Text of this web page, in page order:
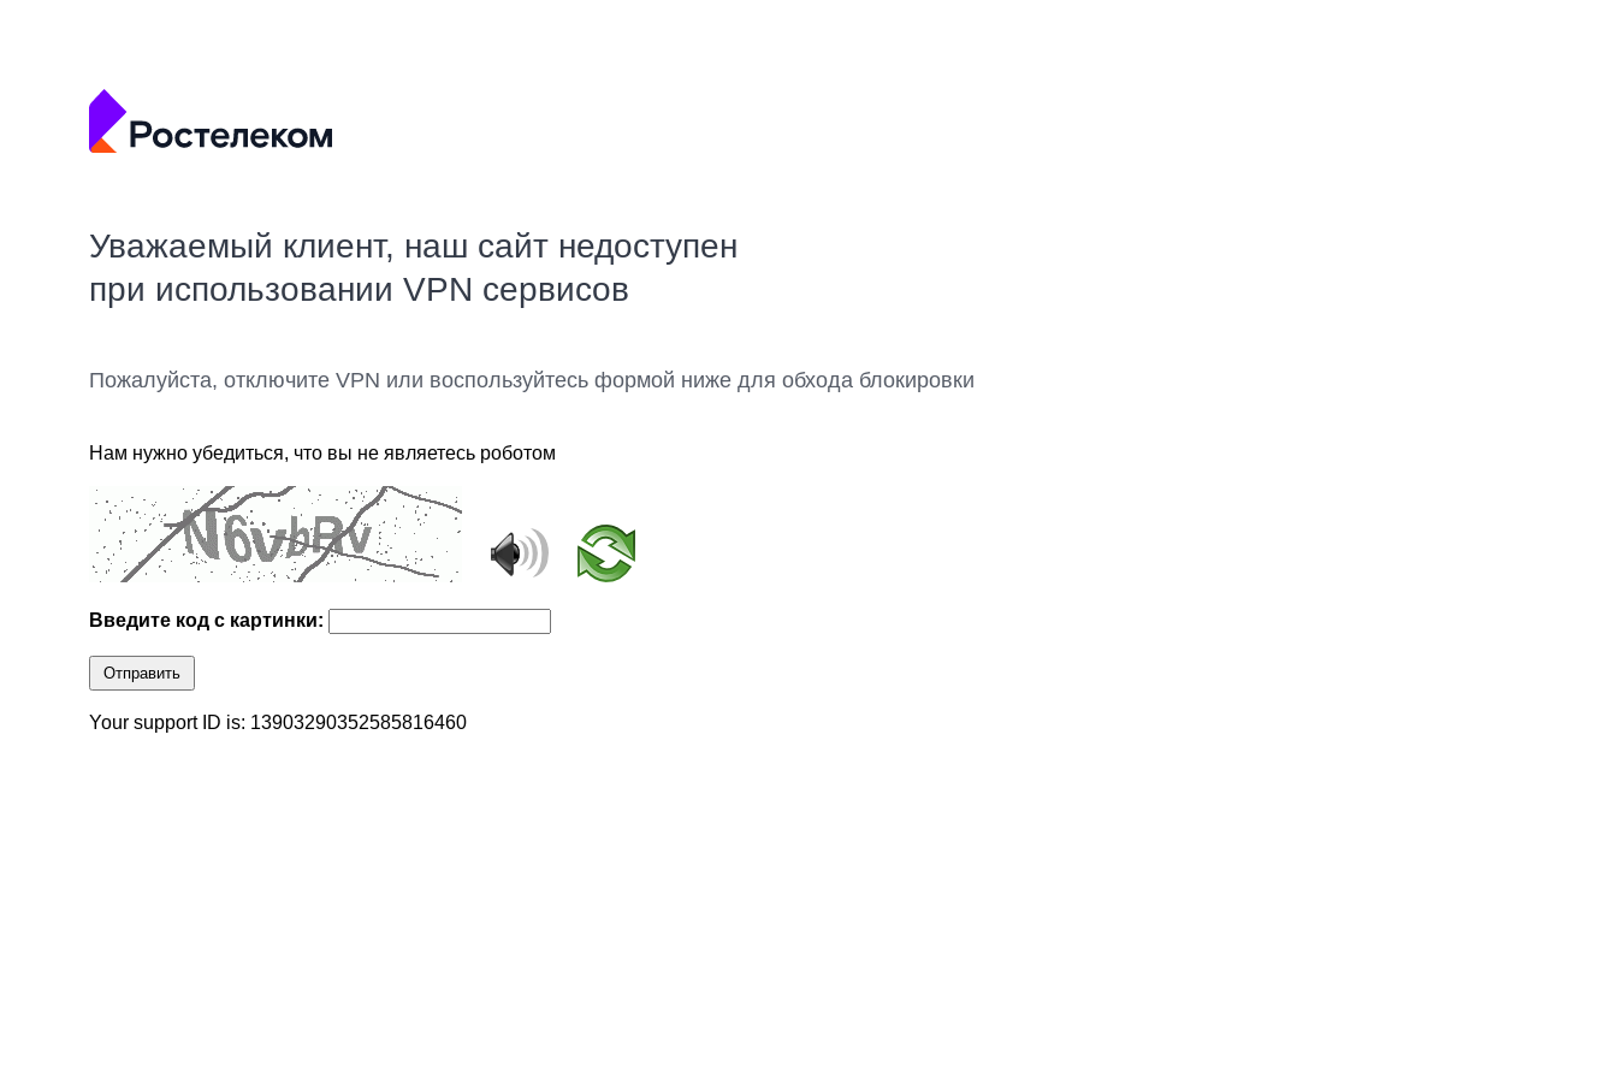
Уважаемый клиент, наш сайт недоступен
при использовании VPN сервисов
Пожалуйста, отключите VPN или воспользуйтесь формой ниже для обхода блокировки
Нам нужно убедиться, что вы не являетесь роботом
Введите код с картинки:
Отправить
Your support ID is: 13903290352585816460